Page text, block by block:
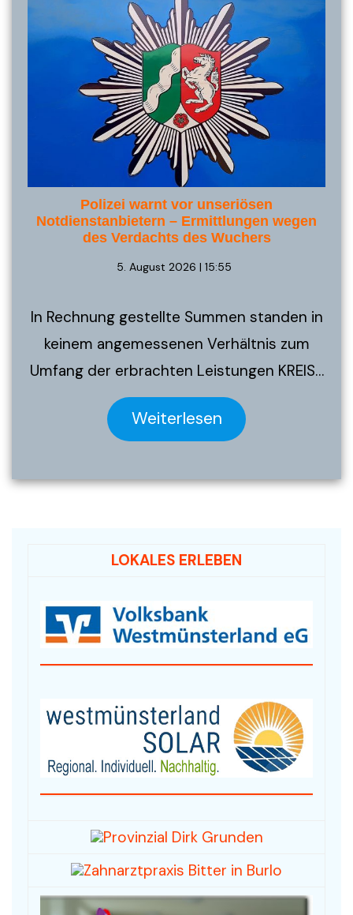
Polizei warnt vor unseriösen
Notdienstanbietern – Ermittlungen wegen
des Verdachts des Wuchers
5. August 2026 | 15:55
In Rechnung gestellte Summen standen in
keinem angemessenen Verhältnis zum
Umfang der erbrachten Leistungen KREIS…
Weiterlesen
LOKALES ERLEBEN